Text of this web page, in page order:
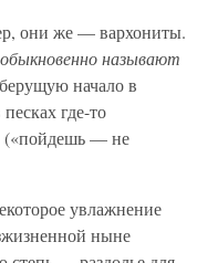
они же — вархониты.
называют
начало в
где-то
(«пойдешь — не
увлажнение
ныне